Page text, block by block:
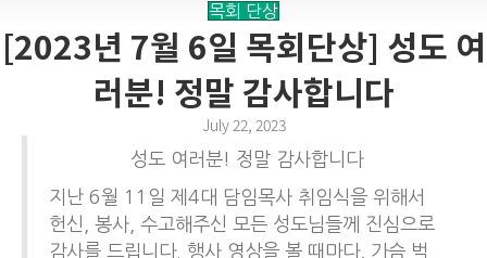
목회 단상
[2023년 7월 6일 목회단상] 성도 여
러분! 정말 감사합니다
July 22, 2023
성도 여러분! 정말 감사합니다
지난 6월 11일 제4대 담임목사 취임식을 위해서
헌신, 봉사, 수고해주신 모든 성도님들께 진심으로
감사를 드립니다. 행사 영상을 볼 때마다, 가슴 벅